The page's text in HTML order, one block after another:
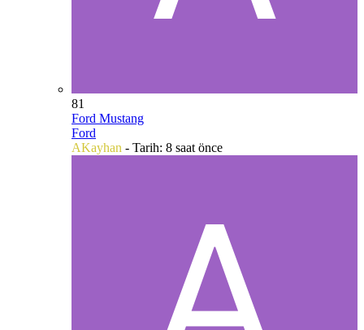
81
Ford Mustang
Ford
AKayhan - Tarih: 8 saat önce